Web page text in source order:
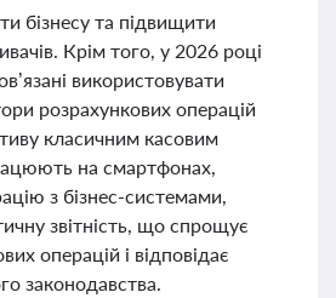
бізнесу та підвищити
Крім того, у 2026 році
використовувати
розрахункових операцій
класичним касовим
на смартфонах,
з бізнес-системами,
звітність, що спрощує
операцій і відповідає
законодавства.